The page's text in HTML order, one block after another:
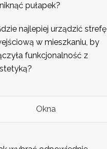
pułapek?
najlepiej urządzić strefę
w mieszkaniu, by
funkcjonalność z
Okna